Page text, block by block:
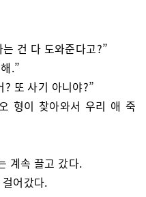
건 다 도와준다고?”
.”
또 사기 아니야?”
형이 찾아와서 우리 애 죽
계속 끌고 갔다.
어갔다.